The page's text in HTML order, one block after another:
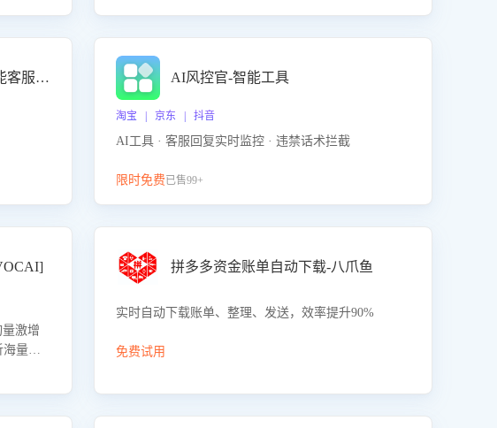
京东-卡片样式发送欢迎语-[智能客服机器人] AI风控官-智能工具
淘宝 | 京东 | 抖音
AI工具 · 客服回复实时监控 · 违禁话术拦截
限时免费已售99+
激增
量客
。同
拼多多资金账单自动下载-八爪鱼
实时自动下载账单、整理、发送，效率提升90%
免费试用